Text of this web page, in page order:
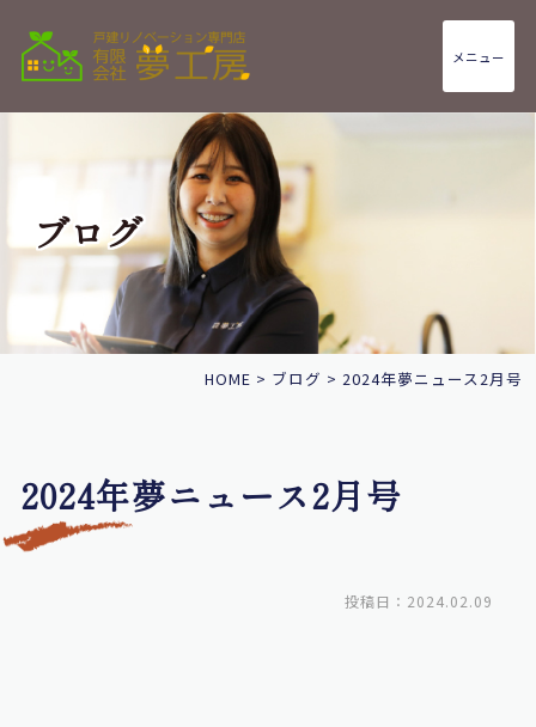
メニュー
ブログ
HOME > ブログ > 2024年夢ニュース2月号
2024年夢ニュース2月号
投稿日：2024.02.09